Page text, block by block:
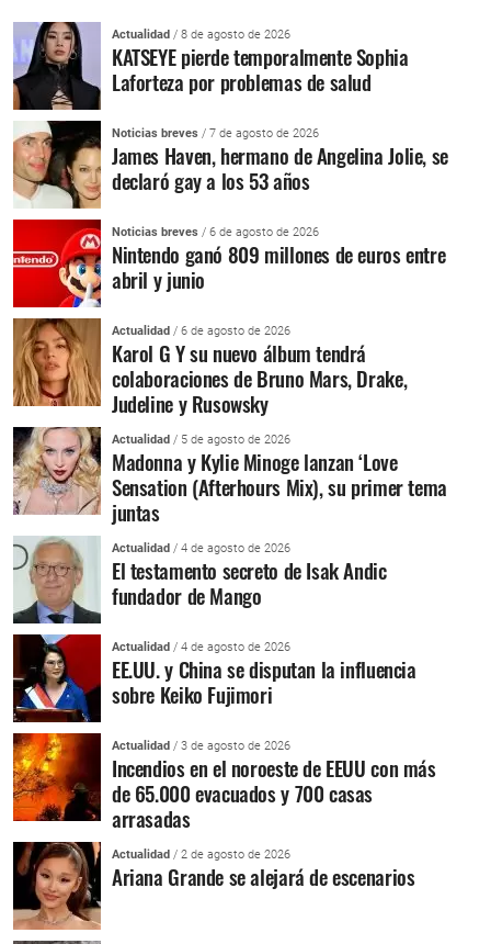
Actualidad / 8 de agosto de 2026
KATSEYE pierde temporalmente Sophia
Laforteza por problemas de salud
Noticias breves / 7 de agosto de 2026
James Haven, hermano de Angelina Jolie, se
declaró gay a los 53 años
Noticias breves / 6 de agosto de 2026
Nintendo ganó 809 millones de euros entre
abril y junio
Actualidad / 6 de agosto de 2026
Karol G Y su nuevo álbum tendrá
colaboraciones de Bruno Mars, Drake,
Judeline y Rusowsky
Actualidad / 5 de agosto de 2026
Madonna y Kylie Minoge lanzan ‘Love
Sensation (Afterhours Mix), su primer tema
juntas
Actualidad / 4 de agosto de 2026
El testamento secreto de Isak Andic
fundador de Mango
Actualidad / 4 de agosto de 2026
EE.UU. y China se disputan la influencia
sobre Keiko Fujimori
Actualidad / 3 de agosto de 2026
Incendios en el noroeste de EEUU con más
de 65.000 evacuados y 700 casas
arrasadas
Actualidad / 2 de agosto de 2026
Ariana Grande se alejará de escenarios